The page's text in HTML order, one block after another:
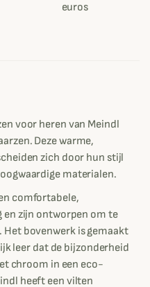
euros
voor heren van Meindl
Deze warme,
zich door hun stijl
materialen.
comfortabele,
en zijn ontworpen om te
bovenwerk is gemaakt
leer dat de bijzonderheid
chroom in een eco-
heeft een vilten